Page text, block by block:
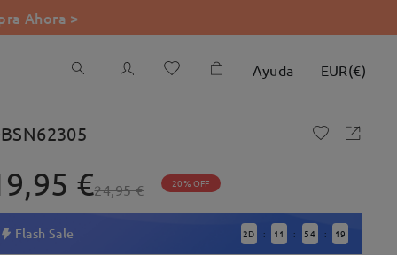
Ahora >
Ayuda EUR(€)
€24,95 € 20% OFF
Flash Sale 2D : 11 : 54 : 17